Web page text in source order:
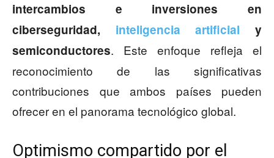
intercambios e inversiones en
ciberseguridad, inteligencia artificial y
semiconductores. Este enfoque refleja el
reconocimiento de las significativas
contribuciones que ambos países pueden
ofrecer en el panorama tecnológico global.
Optimismo compartido por el